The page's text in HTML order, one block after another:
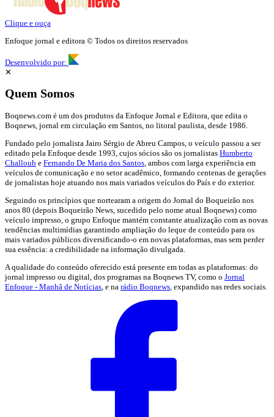
Clique e ouça
Enfoque jornal e editora © Todos os direitos reservados
Desenvolvido por:
✕
Quem Somos
Boqnews.com é um dos produtos da Enfoque Jornal e Editora, que edita o
Boqnews, jornal em circulação em Santos, no litoral paulista, desde 1986.
Fundado pelo jornalista Jairo Sérgio de Abreu Campos, o veículo passou a ser
editado pela Enfoque desde 1993, cujos sócios são os jornalistas Humberto
Challoub e Fernando De Maria dos Santos , ambos com larga experiência em
veículos de comunicação e no setor acadêmico, formando centenas de gerações
de jornalistas hoje atuando nos mais variados veículos do País e do exterior.
Seguindo os princípios que nortearam a origem do Jornal do Boqueirão nos
anos 80 (depois Boqueirão News, sucedido pelo nome atual Boqnews) como
veículo impresso, o grupo Enfoque mantém constante atualização com as novas
tendências multimídias garantindo ampliação do leque de conteúdo para os
mais variados públicos diversificando-o em novas plataformas, mas sem perder
sua essência: a credibilidade na informação divulgada.
A qualidade do conteúdo oferecido está presente em todas as plataformas: do
jornal impresso ou digital, dos programas na Boqnews TV, como o Jornal
Enfoque - Manhã de Notícias , e na rádio Boqnews , expandido nas redes sociais.